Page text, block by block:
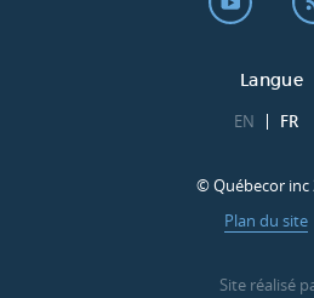
Langue
EN FR
© Québecor inc
Plan du site
Site réalisé